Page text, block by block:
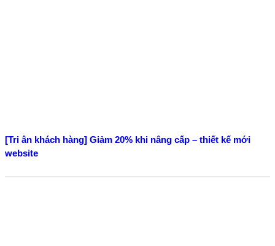
[Tri ân khách hàng] Giảm 20% khi nâng cấp – thiết kế mới
website